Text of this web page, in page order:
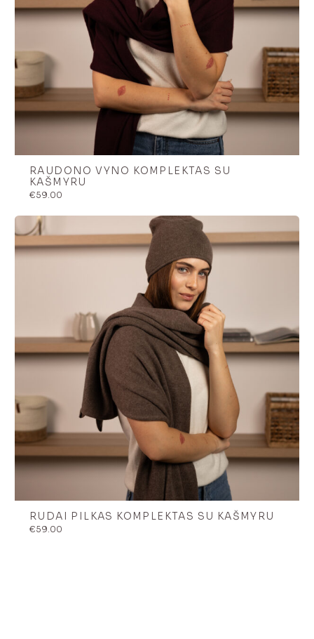
RAUDONO VYNO KOMPLEKTAS SU
KAŠMYRU
€59.00
RUDAI PILKAS KOMPLEKTAS SU KAŠMYRU
€59.00